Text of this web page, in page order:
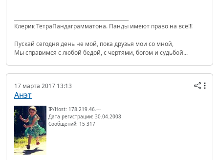
Клерик ТетраПандаграмматона. Панды имеют право на всё!!!
Пускай сегодня день не мой, пока друзья мои со мной,
Мы справимся с любой бедой, с чертями, богом и судьбой...
17 марта 2017 13:13
Анэт
IP/Host: 178.219.46.---
Дата регистрации: 30.04.2008
Сообщений: 15 317